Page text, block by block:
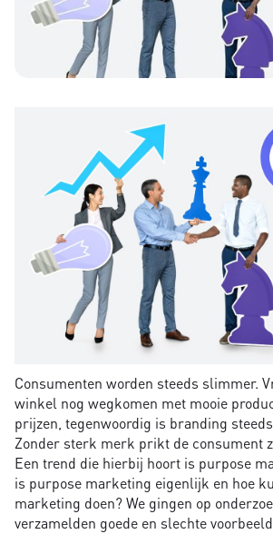
Consumenten worden steeds slimmer.
winkel nog wegkomen met mooie
prijzen, tegenwoordig is branding
Zonder sterk merk prikt de consument
Een trend die hierbij hoort is purpose
is purpose marketing eigenlijk en hoe
marketing doen? We gingen op
verzamelden goede en slechte